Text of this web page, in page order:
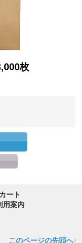
枚
ート
用案内
このページの先頭へ↑